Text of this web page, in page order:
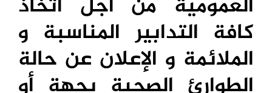
كافة التدابير المناسبة و
الملائمة و الإعلان عن حالة